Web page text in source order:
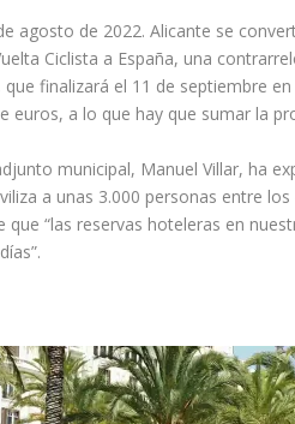
agosto de 2022. Alicante se
Ciclista a España, una
que finalizará el 11 de septiembre
euros, a lo que hay que sumar la
municipal, Manuel Villar, ha
a unas 3.000 personas entre
que “las reservas hoteleras en